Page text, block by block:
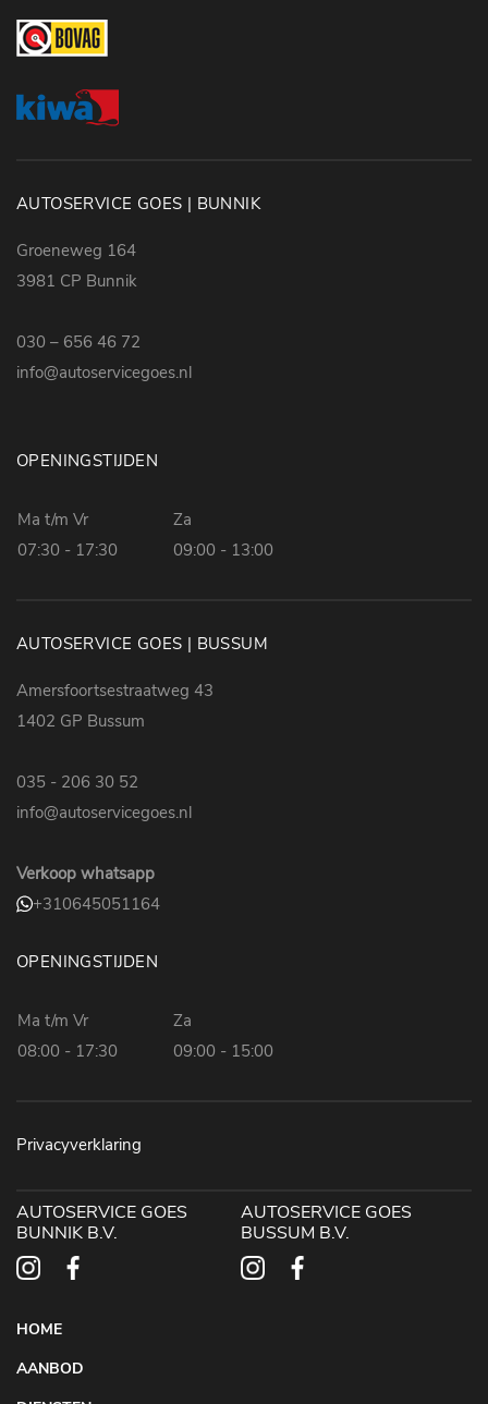
AUTOSERVICE GOES | BUNNIK
Groeneweg 164
3981 CP Bunnik
030 – 656 46 72
info@autoservicegoes.nl
OPENINGSTIJDEN
Ma t/m Vr
07:30 - 17:30
Za
09:00 - 13:00
AUTOSERVICE GOES | BUSSUM
Amersfoortsestraatweg 43
1402 GP Bussum
035 - 206 30 52
info@autoservicegoes.nl
Verkoop whatsapp
+310645051164
OPENINGSTIJDEN
Ma t/m Vr
08:00 - 17:30
Za
09:00 - 15:00
Privacyverklaring
AUTOSERVICE GOES
BUNNIK B.V.
AUTOSERVICE GOES
BUSSUM B.V.
HOME
AANBOD